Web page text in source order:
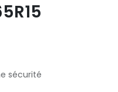
sécurité